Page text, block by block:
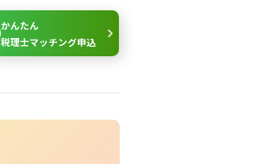
かんたん
税理士マッチング申込